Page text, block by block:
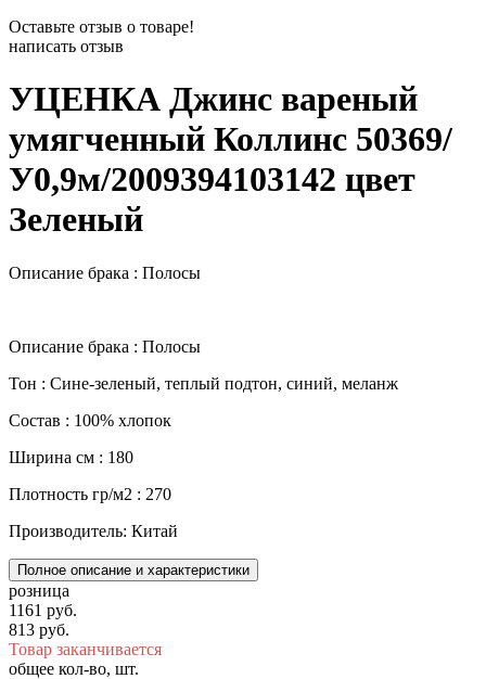
Оставьте отзыв о товаре!
написать отзыв
УЦЕНКА Джинс вареный
умягченный Коллинс 50369/
У0,9м/2009394103142 цвет
Зеленый
Описание брака : Полосы
Описание брака : Полосы
Тон : Сине-зеленый, теплый подтон, синий, меланж
Состав : 100% хлопок
Ширина см : 180
Плотность гр/м2 : 270
Производитель: Китай
Полное описание и характеристики
розница
1161 руб.
813 руб.
Товар заканчивается
общее кол-во, шт.